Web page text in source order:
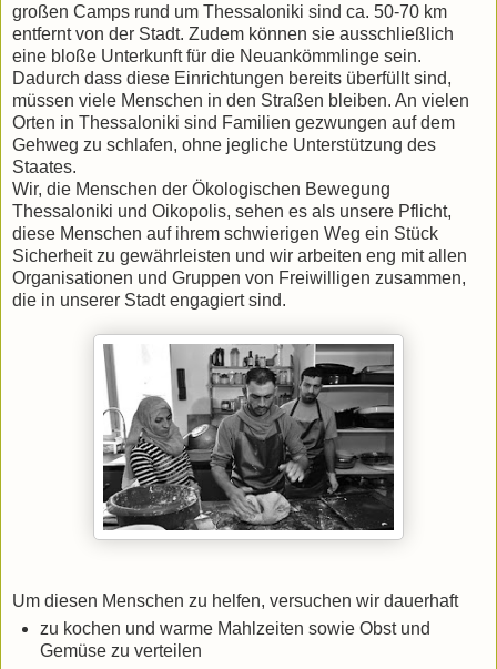
großen Camps rund um Thessaloniki sind ca. 50-70 km
entfernt von der Stadt. Zudem können sie ausschließlich
eine bloße Unterkunft für die Neuankömmlinge sein.
Dadurch dass diese Einrichtungen bereits überfüllt sind,
müssen viele Menschen in den Straßen bleiben. An vielen
Orten in Thessaloniki sind Familien gezwungen auf dem
Gehweg zu schlafen, ohne jegliche Unterstützung des
Staates.
Wir, die Menschen der Ökologischen Bewegung
Thessaloniki und Oikopolis, sehen es als unsere Pflicht,
diese Menschen auf ihrem schwierigen Weg ein Stück
Sicherheit zu gewährleisten und wir arbeiten eng mit allen
Organisationen und Gruppen von Freiwilligen zusammen,
die in unserer Stadt engagiert sind.
Um diesen Menschen zu helfen, versuchen wir dauerhaft
zu kochen und warme Mahlzeiten sowie Obst und
Gemüse zu verteilen